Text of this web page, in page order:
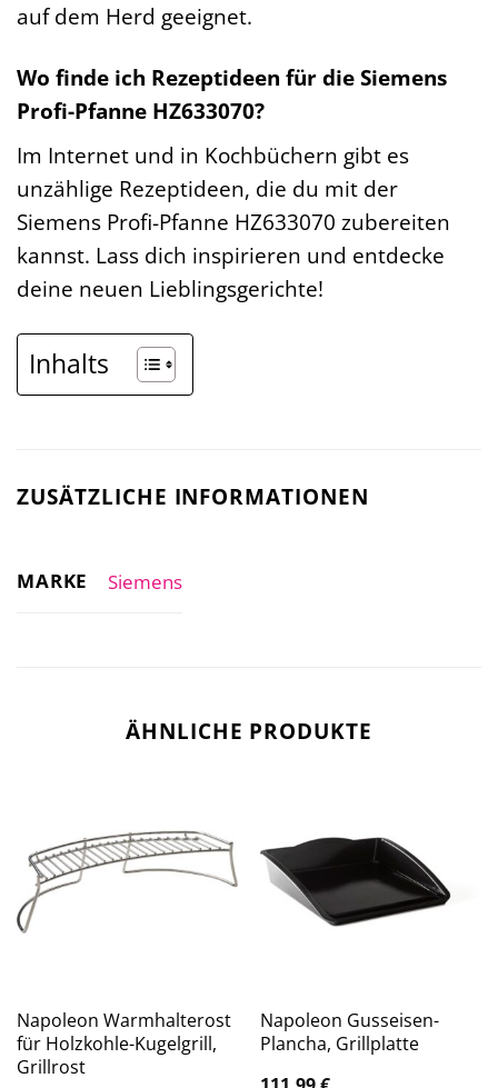
auf dem Herd geeignet.
Wo finde ich Rezeptideen für die Siemens
Profi-Pfanne HZ633070?
Im Internet und in Kochbüchern gibt es
unzählige Rezeptideen, die du mit der
Siemens Profi-Pfanne HZ633070 zubereiten
kannst. Lass dich inspirieren und entdecke
deine neuen Lieblingsgerichte!
Inhalts
ZUSÄTZLICHE INFORMATIONEN
MARKE Siemens
ÄHNLICHE PRODUKTE
Napoleon Warmhalterost
für Holzkohle-Kugelgrill,
Grillrost
Napoleon Gusseisen-
Plancha, Grillplatte